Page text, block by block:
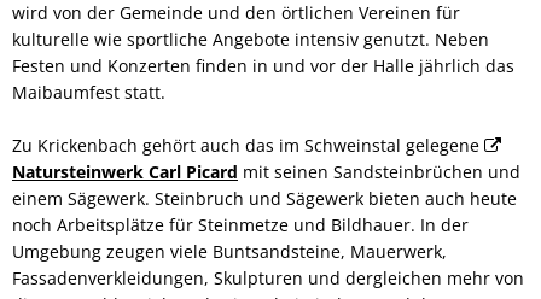
wird von der Gemeinde und den örtlichen Vereinen für
kulturelle wie sportliche Angebote intensiv genutzt. Neben
Festen und Konzerten finden in und vor der Halle jährlich das
Maibaumfest statt.
Zu Krickenbach gehört auch das im Schweinstal gelegene
Natursteinwerk Carl Picard mit seinen Sandsteinbrüchen und
einem Sägewerk. Steinbruch und Sägewerk bieten auch heute
noch Arbeitsplätze für Steinmetze und Bildhauer. In der
Umgebung zeugen viele Buntsandsteine, Mauerwerk,
Fassadenverkleidungen, Skulpturen und dergleichen mehr von